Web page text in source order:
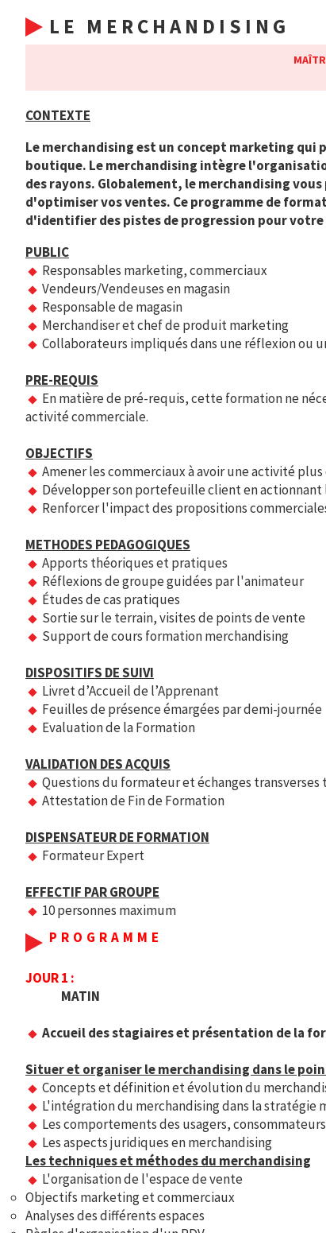
LE MERCHANDISING
CONTEXTE
Le merchandising est un concept marketing
boutique. Le merchandising intègre
des rayons. Globalement, le merchandising
d'optimiser vos ventes. Ce programme de
d'identifier des pistes de progression pour
PUBLIC
Responsables marketing, commerciaux
Vendeurs/Vendeuses en magasin
Responsable de magasin
Merchandiser et chef de produit marketing
Collaborateurs impliqués dans une réflexion ou
PRE-REQUIS
En matière de pré-requis, cette formation ne
activité commerciale.
OBJECTIFS
Amener les commerciaux à avoir une activité
Développer son portefeuille client en actionnant
Renforcer l'impact des propositions
METHODES PEDAGOGIQUES
Apports théoriques et pratiques
Réflexions de groupe guidées par l'animateur
Études de cas pratiques
Sortie sur le terrain, visites de points de vente
Support de cours formation merchandising
DISPOSITIFS DE SUIVI
Livret d’Accueil de l’Apprenant
Feuilles de présence émargées par demi-journée
Evaluation de la Formation
VALIDATION DES ACQUIS
Questions du formateur et échanges
Attestation de Fin de Formation
DISPENSATEUR DE FORMATION
Formateur Expert
EFFECTIF PAR GROUPE
10 personnes maximum
PROGRAMME
JOUR 1 :
MATIN
Accueil des stagiaires et présentation de la
Situer et organiser le merchandising dans le
Concepts et définition et évolution du
L'intégration du merchandising dans la stratégie
Les comportements des usagers,
Les aspects juridiques en merchandising
Les techniques et méthodes du merchandising
L'organisation de l'espace de vente
Objectifs marketing et commerciaux
Analyses des différents espaces